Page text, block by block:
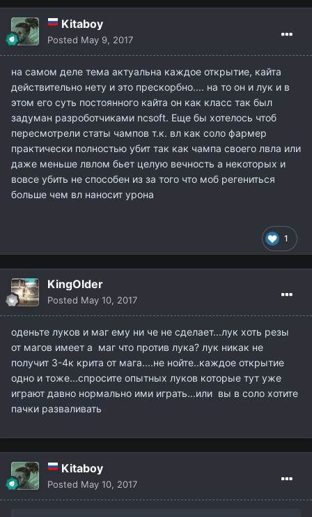
Kitaboy
Posted May 9, 2017
на самом деле тема актуальна каждое открытие, кайта
действительно нету и это прескорбно.... на то он и лук и в
этом его суть постоянного кайта он как класс так был
задуман разроботчиками ncsoft. Еще бы хотелось чтоб
пересмотрели статы чампов т.к. вл как соло фармер
практически полностью убит так как чампа своего лвла или
даже меньше лвлом бьет целую вечность а некоторых и
вовсе убить не способен из за того что моб регениться
больше чем вл наносит урона
1
KingOlder
Posted May 10, 2017
оденьте луков и маг ему ни че не сделает...лук хоть резы
от магов имеет а маг что против лука? лук никак не
получит 3-4к крита от мага....не нойте..каждое открытие
одно и тоже...спросите опытных луков которые тут уже
играют давно нормально ими играть...или вы в соло хотите
пачки разваливать
Kitaboy
Posted May 10, 2017